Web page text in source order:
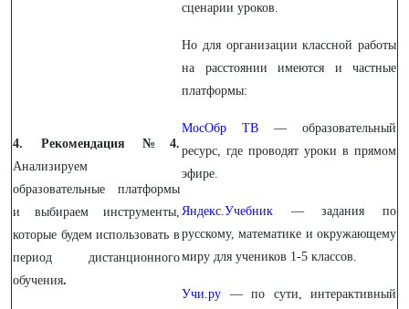
4. Рекомендация №4.
Анализируем
образовательные платформы
и выбираем инструменты,
которые будем использовать в
период дистанционного
обучения.
сценарии уроков.
Но для организации классной работы
на расстоянии имеются и частные
платформы:
МосОбр ТВ — образовательный
ресурс, где проводят уроки в прямом
эфире.
Яндекс.Учебник — задания по
русскому, математике и окружающему
миру для учеников 1-5 классов.
Учи.ру — по сути, интерактивный